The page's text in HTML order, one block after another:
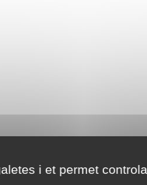
i et permet